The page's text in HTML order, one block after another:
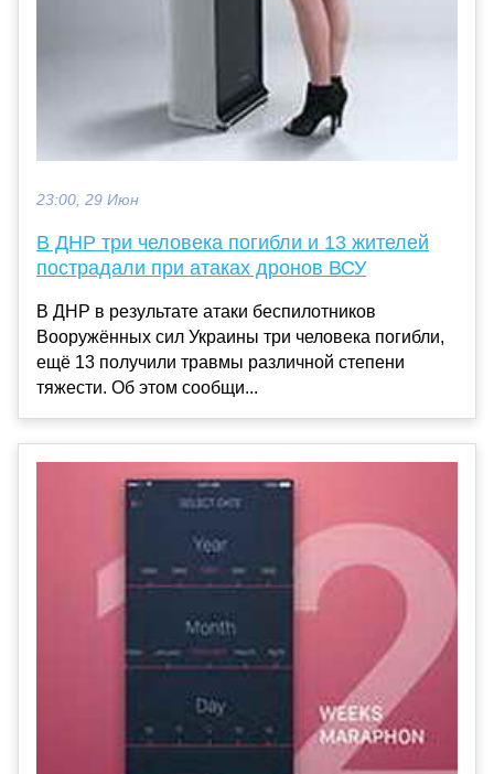
23:00, 29 Июн
В ДНР три человека погибли и 13 жителей
пострадали при атаках дронов ВСУ
В ДНР в результате атаки беспилотников
Вооружённых сил Украины три человека погибли,
ещё 13 получили травмы различной степени
тяжести. Об этом сообщи...